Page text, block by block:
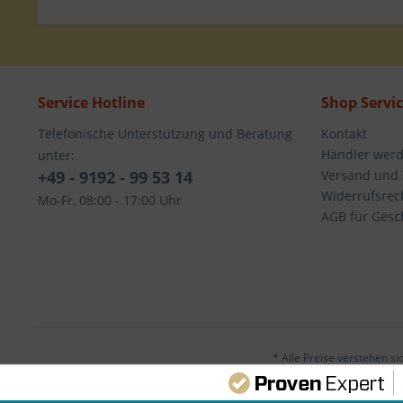
Service Hotline
Telefonische Unterstützung und Beratung
unter:
+49 - 9192 - 99 53 14
Mo-Fr, 08:00 - 17:00 Uhr
Shop
Kontakt
Händler
Versand und
AGB für
* Alle Preise verstehen